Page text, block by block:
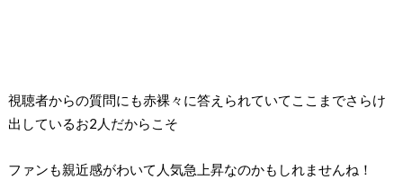
視聴者からの質問にも赤裸々に答えられていて ここまでさらけ
出しているお2人だからこそ
ファンも親近感がわいて人気急上昇なのかもしれませんね！